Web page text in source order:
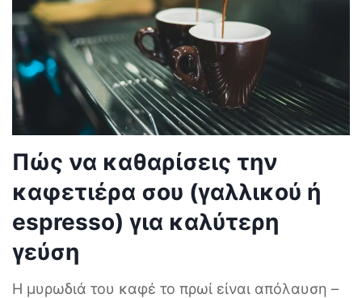
Πώς να καθαρίσεις την
καφετιέρα σου (γαλλικού ή
espresso) για καλύτερη
γεύση
Η μυρωδιά του καφέ το πρωί είναι απόλαυση –